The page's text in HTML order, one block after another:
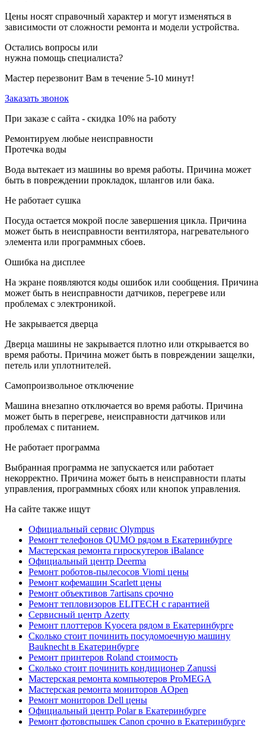
Цены носят справочный характер и могут изменяться в
зависимости от сложности ремонта и модели устройства.
Остались вопросы или
нужна помощь специалиста?
Мастер перезвонит Вам в течение 5-10 минут!
Заказать звонок
При заказе с сайта - скидка 10% на работу
Ремонтируем любые неисправности
Протечка воды
Вода вытекает из машины во время работы. Причина может
быть в повреждении прокладок, шлангов или бака.
Не работает сушка
Посуда остается мокрой после завершения цикла. Причина
может быть в неисправности вентилятора, нагревательного
элемента или программных сбоев.
Ошибка на дисплее
На экране появляются коды ошибок или сообщения. Причина
может быть в неисправности датчиков, перегреве или
проблемах с электроникой.
Не закрывается дверца
Дверца машины не закрывается плотно или открывается во
время работы. Причина может быть в повреждении защелки,
петель или уплотнителей.
Самопроизвольное отключение
Машина внезапно отключается во время работы. Причина
может быть в перегреве, неисправности датчиков или
проблемах с питанием.
Не работает программа
Выбранная программа не запускается или работает
некорректно. Причина может быть в неисправности платы
управления, программных сбоях или кнопок управления.
На сайте также ищут
Официальный сервис Olympus
Ремонт телефонов QUMO рядом в Екатеринбурге
Мастерская ремонта гироскутеров iBalance
Официальный центр Deerma
Ремонт роботов-пылесосов Viomi цены
Ремонт кофемашин Scarlett цены
Ремонт объективов 7artisans срочно
Ремонт тепловизоров ELITECH с гарантией
Сервисный центр Azerty
Ремонт плоттеров Kyocera рядом в Екатеринбурге
Сколько стоит починить посудомоечную машину
Bauknecht в Екатеринбурге
Ремонт принтеров Roland стоимость
Сколько стоит починить кондиционер Zanussi
Мастерская ремонта компьютеров ProMEGA
Мастерская ремонта мониторов AOpen
Ремонт мониторов Dell цены
Официальный центр Polar в Екатеринбурге
Ремонт фотовспышек Canon срочно в Екатеринбурге